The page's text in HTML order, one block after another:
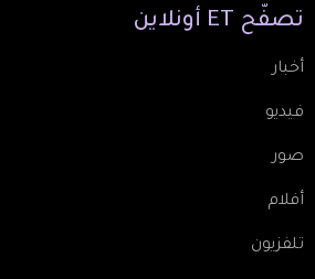
تصفّح ET أونلاين
أخبار
فيديو
صور
أفلام
تلفزيون